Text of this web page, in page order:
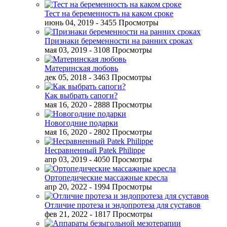
Тест на беременность на каком сроке
июнь 04, 2019 - 3455 Просмотры
Признаки беременности на ранних сроках
мая 03, 2019 - 3108 Просмотры
Материнская любовь
дек 05, 2018 - 3463 Просмотры
Как выбрать сапоги?
мая 16, 2020 - 2888 Просмотры
Новогодние подарки
мая 16, 2020 - 2802 Просмотры
Несравненный Patek Philippe
апр 03, 2019 - 4050 Просмотры
Ортопедические массажные кресла
апр 20, 2022 - 1994 Просмотры
Отличие протеза и эндопротеза для суставов
фев 21, 2022 - 1817 Просмотры